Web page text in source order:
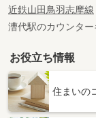
近鉄山田鳥羽志摩線
漕代駅のカウンタ
お役立ち情報
住まいの